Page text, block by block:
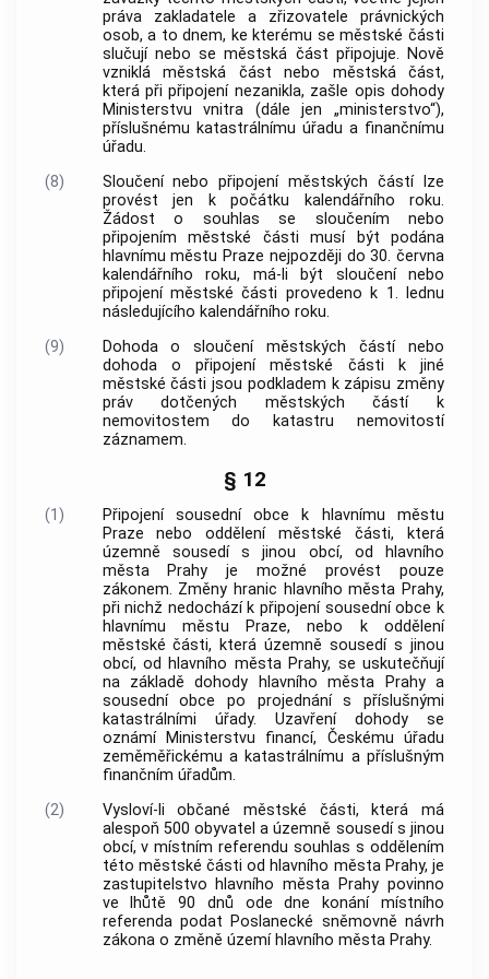
práva zakladatele a zřizovatele právnických
osob, a to dnem, ke kterému se městské části
slučují nebo se městská část připojuje. Nově
vzniklá městská část nebo městská část,
která při připojení nezanikla, zašle opis dohody
Ministerstvu vnitra (dále jen „ministerstvo“),
příslušnému katastrálnímu úřadu a finančnímu
úřadu.
(8)
Sloučení nebo připojení městských částí lze
provést jen k počátku kalendářního roku.
Žádost o souhlas se sloučením nebo
připojením městské části musí být podána
hlavnímu městu Praze nejpozději do 30. června
kalendářního roku, má-li být sloučení nebo
připojení městské části provedeno k 1. lednu
následujícího kalendářního roku.
(9)
Dohoda o sloučení městských částí nebo
dohoda o připojení městské části k jiné
městské části jsou podkladem k zápisu změny
práv dotčených městských částí k
nemovitostem do katastru nemovitostí
záznamem.
§ 12
(1) Připojení sousedníobce k
hlavnímu městu
Praze nebo oddělení městské části, která
územně sousedí s jinou obcí, od
hlavního
města Prahy je možné provést pouze
zákonem. Změny hranic hlavního města Prahy,
při nichž nedochází k připojení sousedníobce k
hlavnímu městu Praze, nebo k oddělení
městské části, která územně sousedí s jinou
obcí, od hlavního města Prahy, se uskutečňují
na základě dohody
hlavního města Prahya
sousedníobce po projednání s příslušnými
katastrálními úřady. Uzavření dohody se
oznámí Ministerstvu financí, Českému úřadu
zeměměřickému a katastrálnímu a příslušným
finančním úřadům.
(2)
Vysloví-li občané městské části, která má
alespoň 500 obyvatel a územně sousedí s jinou
obcí, v místním referendu souhlas s oddělením
této městské části od hlavního města Prahy, je
zastupitelstvo hlavního města Prahy povinno
ve lhůtě 90 dnů ode dne konání místního
referenda podat Poslanecké sněmovně návrh
zákona o změně území hlavního města Prahy.